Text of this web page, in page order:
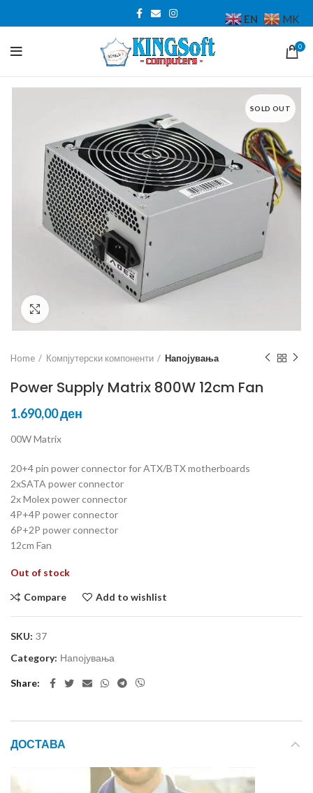
0
SOLD OUT
Home Компјутерски компоненти Напојувања
Power Supply Matrix 800W 12cm Fan
ден
00W Matrix
20+4 pin power connector for ATX/BTX motherboards
2xSATA power connector
2x Molex power connector
4P+4P power connector
6P+2P power connector
12cm Fan
Out of stock
Compare Add to wishlist
SKU: 37
Category: Напојувања
Share
ДОСТАВА
EN MK